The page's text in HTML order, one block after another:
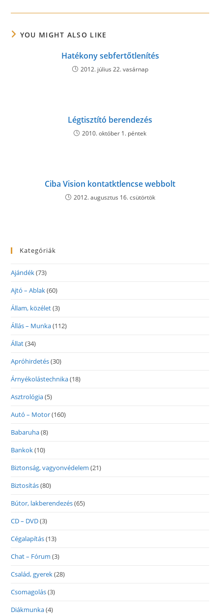
YOU MIGHT ALSO LIKE
Hatékony sebfertőtlenítés
2012. július 22. vasárnap
Légtisztító berendezés
2010. október 1. péntek
Ciba Vision kontatktlencse webbolt
2012. augusztus 16. csütörtök
Kategóriák
Ajándék(73)
Ajtó – Ablak(60)
Állam, közélet(3)
Állás – Munka(112)
Állat(34)
Apróhirdetés(30)
Árnyékolástechnika(18)
Asztrológia(5)
Autó – Motor(160)
Babaruha(8)
Bankok(10)
Biztonság, vagyonvédelem (21)
Biztosítás(80)
Bútor, lakberendezés(65)
CD – DVD(3)
Cégalapítás(13)
Chat – Fórum (3)
Család, gyerek(28)
Csomagolás(3)
Diákmunka(4)